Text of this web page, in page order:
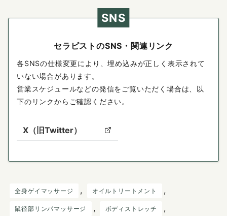
SNS
セラピストのSNS・関連リンク
各SNSの仕様変更により、埋め込みが正しく表示されて
いない場合があります。
営業スケジュールなどの発信をご覧いただく場合は、以
下のリンクからご確認ください。
X（旧Twitter）
全身ゲイマッサージ , オイルトリートメント ,
鼠径部リンパマッサージ , ボディストレッチ ,